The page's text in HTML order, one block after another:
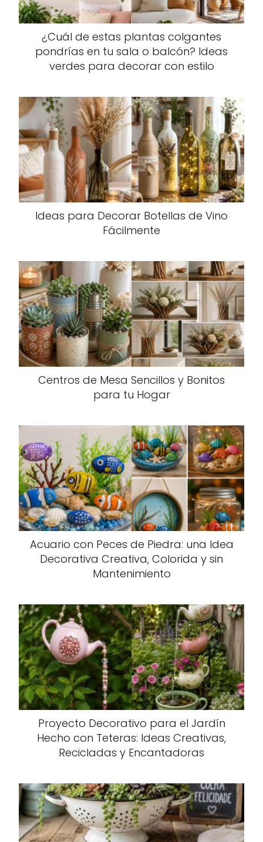
¿Cuál de estas plantas colgantes
pondrías en tu sala o balcón? Ideas
verdes para decorar con estilo
Ideas para Decorar Botellas de Vino
Fácilmente
Centros de Mesa Sencillos y Bonitos
para tu Hogar
Acuario con Peces de Piedra: una Idea
Decorativa Creativa, Colorida y sin
Mantenimiento
Proyecto Decorativo para el Jardín
Hecho con Teteras: Ideas Creativas,
Recicladas y Encantadoras